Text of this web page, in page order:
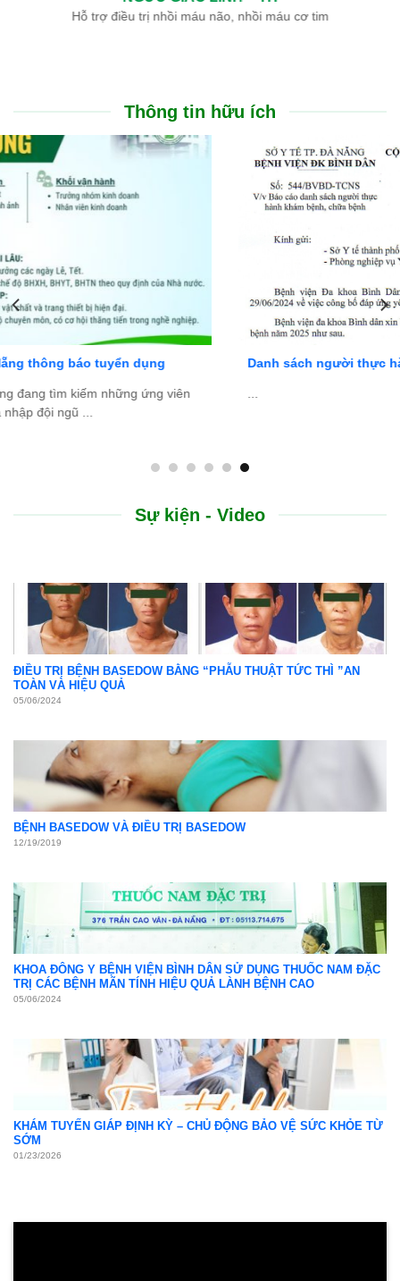
Hỗ trợ điều trị nhồi máu não, nhồi máu cơ tim
Thông tin hữu ích
Danh sách người thực hành khám bệnh, chữa bệnh
...
Sự kiện - Video
ĐIỀU TRỊ BỆNH BASEDOW BẰNG “PHẪU THUẬT TỨC THÌ ”AN
TOÀN VÀ HIỆU QUẢ
05/06/2024
BỆNH BASEDOW VÀ ĐIỀU TRỊ BASEDOW
12/19/2019
KHOA ĐÔNG Y BỆNH VIỆN BÌNH DÂN SỬ DỤNG THUỐC NAM ĐẶC
TRỊ CÁC BỆNH MÃN TÍNH HIỆU QUẢ LÀNH BỆNH CAO
05/06/2024
KHÁM TUYẾN GIÁP ĐỊNH KỲ – CHỦ ĐỘNG BẢO VỆ SỨC KHỎE TỪ
SỚM
01/23/2026